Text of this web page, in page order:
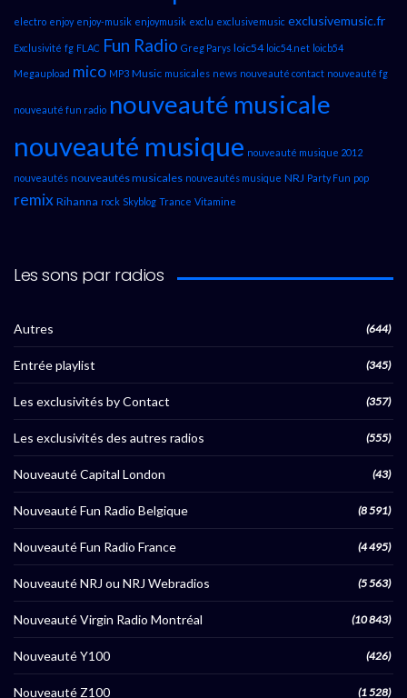
electro enjoy enjoy-musik enjoymusik exclu exclusivemusic exclusivemusic.fr
Exclusivité fg FLAC Fun Radio Greg Parys loic54 loic54.net loicb54
Megaupload mico MP3 Music musicales news nouveauté contact nouveauté fg
nouveauté fun radio nouveauté musicale
nouveauté musique nouveauté musique 2012
nouveautés nouveautés musicales nouveautés musique NRJ Party Fun pop
remix Rihanna rock Skyblog Trance Vitamine
Les sons par radios
Autres (644)
Entrée playlist (345)
Les exclusivités by Contact (357)
Les exclusivités des autres radios (555)
Nouveauté Capital London (43)
Nouveauté Fun Radio Belgique (8 591)
Nouveauté Fun Radio France (4 495)
Nouveauté NRJ ou NRJ Webradios (5 563)
Nouveauté Virgin Radio Montréal (10 843)
Nouveauté Y100 (426)
Nouveauté Z100 (1 528)